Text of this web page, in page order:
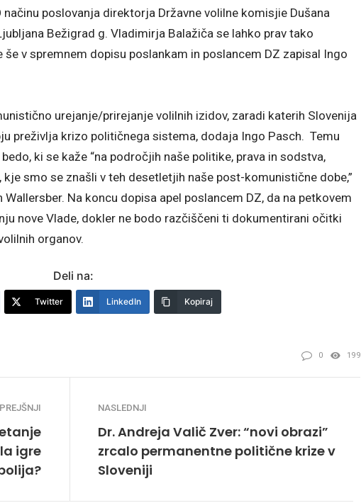
poslovanja direktorja Državne volilne komisjie Dušana
Bežigrad g. Vladimirja Balažiča se lahko prav tako
v spremnem dopisu poslankam in poslancem DZ zapisal Ingo
urejanje/prirejanje volilnih izidov, zaradi katerih Slovenija
preživlja krizo političnega sistema, dodaja Ingo Pasch. Temu
ki se kaže “na področjih naše politike, prava in sodstva,
smo se znašli v teh desetletjih naše post-komunistične dobe,”
Na koncu dopisa apel poslancem DZ, da na petkovem
nove Vlade, dokler ne bodo razčiščeni ti dokumentirani očitki
organov.
Deli na:
Twitter LinkedIn Kopiraj
0 199
PREJŠNJI
igre
NASLEDNJI
Dr. Andreja Valič Zver: “novi obrazi”
zrcalo permanentne politične krize v
Sloveniji